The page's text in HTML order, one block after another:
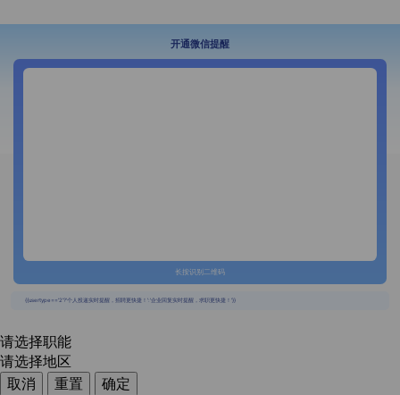
开通微信提醒
长按识别二维码
{{usertype=='2'?'个人投递实时提醒，招聘更快捷！':'企业回复实时提醒，求职更快捷！'}}
请选择职能
请选择地区
取消
重置
确定